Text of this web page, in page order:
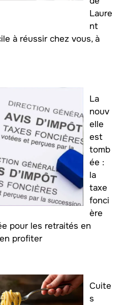
Laure
nt
à réussir chez vous, à
La
nouv
elle
est
tomb
ée :
la
taxe
fonci
ère
pour les retraités en
profiter
Cuite
s